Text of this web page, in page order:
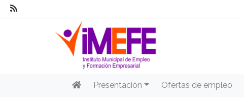
Presentación Ofertas de empleo